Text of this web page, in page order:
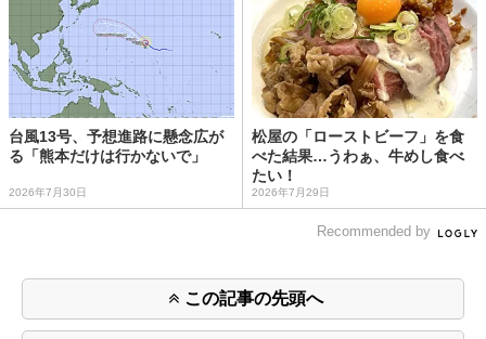
台風13号、予想進路に懸念広が
る「熊本だけは行かないで」
2026年7月30日
松屋の「ローストビーフ」を食
べた結果…うわぁ、牛めし食べ
たい！
2026年7月29日
Recommended by
この記事の先頭へ